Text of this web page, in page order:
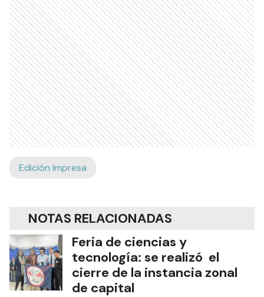
Edición Impresa
NOTAS RELACIONADAS
Feria de ciencias y
tecnología: se realizó el
cierre de la instancia zonal
de capital